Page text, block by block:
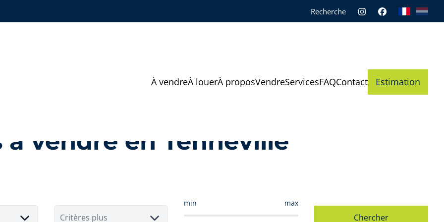
Recherche
À vendreÀ louerÀ proposVendreServicesFAQContact Estimation
à vendre en Tenneville
Critères plus
min max
Chercher